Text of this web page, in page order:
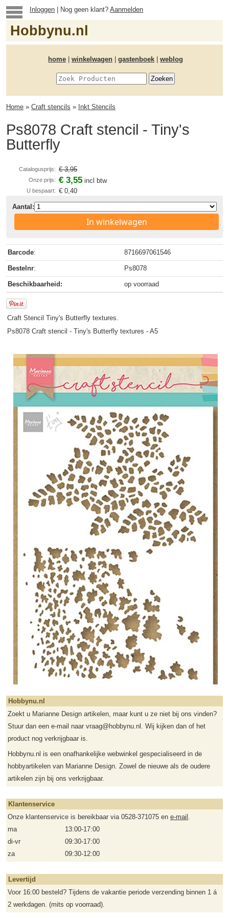
Inloggen | Nog geen klant?Aanmelden
Hobbynu.nl
home winkelwagen gastenboek weblog
Home » Craft stencils » Inkt Stencils
Ps8078 Craft stencil - Tiny's
Butterfly
Catalogusprijs: € 3,95
Onze prijs: € 3,55 incl btw
U bespaart: € 0,40
Aantal:
In winkelwagen
Barcode: 8716697061546
Bestelnr: Ps8078
Beschikbaarheid: op voorraad
Craft Stencil Tiny's Butterfly textures.
Ps8078 Craft stencil - Tiny's Butterfly textures - A5
Hobbynu.nl
Zoekt u Marianne Design artikelen, maar kunt u ze niet bij ons vinden?
Stuur dan een e-mail naar vraag@hobbynu.nl. Wij kijken dan of het
product nog verkrijgbaar is.
Hobbynu.nl is een onafhankelijke webwinkel gespecialiseerd in de
hobbyartikelen van Marianne Design. Zowel de nieuwe als de oudere
artikelen zijn bij ons verkrijgbaar.
Klantenservice
Onze klantenservice is bereikbaar via 0528-371075 en e-mail .
ma
13:00-17:00
di-vr
09:30-17:00
za
09:30-12:00
Levertijd
Voor 16:00 besteld? Tijdens de vakantie periode verzending binnen 1 á
2 werkdagen. (mits op voorraad).